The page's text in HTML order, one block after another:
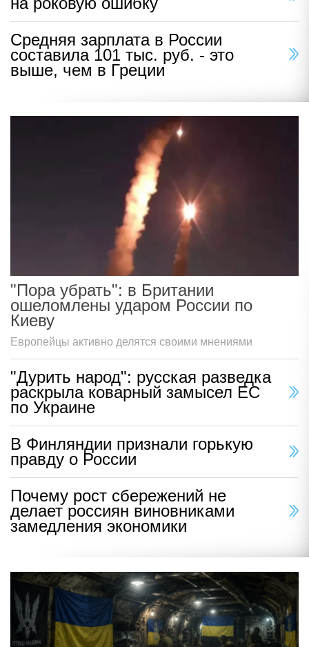
Средняя зарплата в России
составила 101 тыс. руб. - это
выше, чем в Греции
"Пора убрать": в Британии
ошеломлены ударом России по
Киеву
Европейцы активно делятся своими мнениями
"Дурить народ": русская разведка
раскрыла коварный замысел ЕС
по Украине
В Финляндии признали горькую
правду о России
Почему рост сбережений не
делает россиян виновниками
замедления экономики